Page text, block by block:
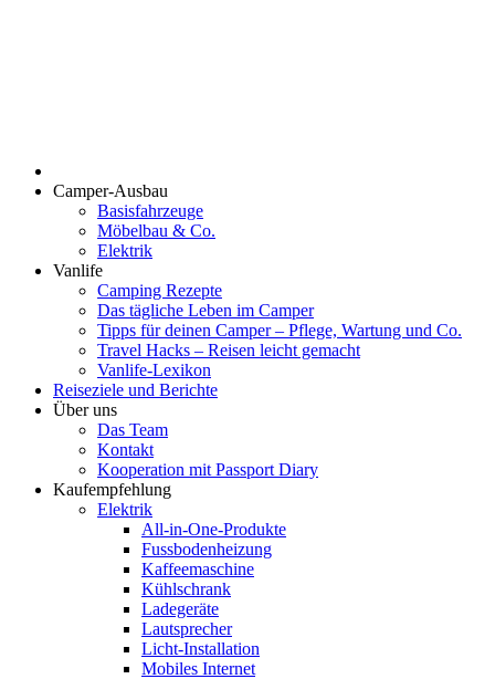
Camper-Ausbau
Basisfahrzeuge
Möbelbau & Co.
Elektrik
Vanlife
Camping Rezepte
Das tägliche Leben im Camper
Tipps für deinen Camper – Pflege, Wartung und Co.
Travel Hacks – Reisen leicht gemacht
Vanlife-Lexikon
Reiseziele und Berichte
Über uns
Das Team
Kontakt
Kooperation mit Passport Diary
Kaufempfehlung
Elektrik
All-in-One-Produkte
Fussbodenheizung
Kaffeemaschine
Kühlschrank
Ladegeräte
Lautsprecher
Licht-Installation
Mobiles Internet